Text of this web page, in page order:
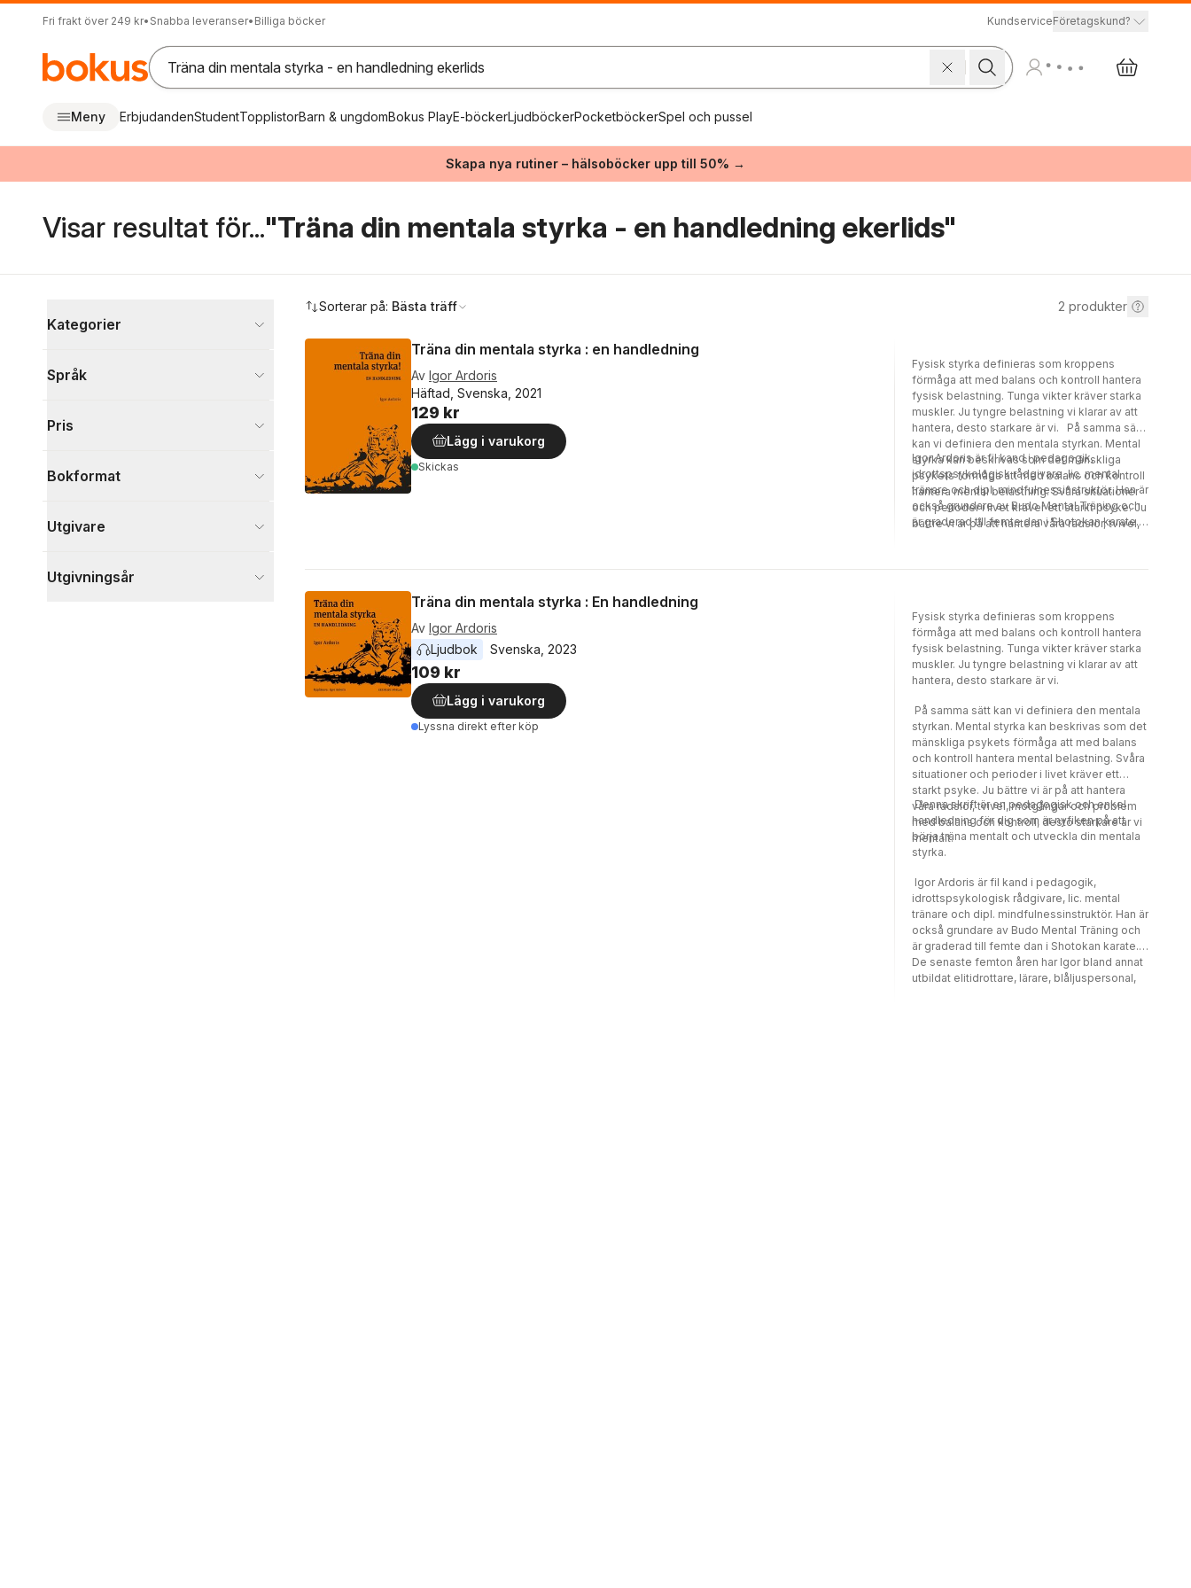
Fri frakt över 249 kr• Snabba leveranser• Billiga böcker KundserviceFöretagskund?
Meny ErbjudandenStudentTopplistorBarn & ungdomBokus PlayE-böckerLjudböckerPocketböckerSpel och pussel
Skapa nya rutiner – hälsoböcker upp till 50% →
Visar resultat för..."Träna din mentala styrka - en handledning ekerlids"
Kategorier
Visa fler
Språk
Pris
Bokformat
Utgivare
Utgivningsår
Sorterar på: Bästa träff 2 produkter
Träna din mentala styrka : en handledning
Av Igor Ardoris
Häftad, Svenska, 2021
129 kr
Lägg i varukorg
Skickas
Fysisk styrka definieras som kroppens
förmåga att med balans och kontroll hantera
fysisk belastning. Tunga vikter kräver starka
muskler. Ju tyngre belastning vi klarar av att
hantera, desto starkare är vi. På samma sätt
kan vi definiera den mentala styrkan. Mental
styrka kan beskrivas som det mänskliga
psykets förmåga att med balans och kontroll
hantera mental belastning. Svåra situationer
och perioder i livet kräver ett starkt psyke. Ju
bättre vi är på att hantera våra rädslor, tvivel,
skrift är en pedagogisk och enkel
styrka.
Igor Ardoris är fil kand i pedagogik,
idrottspsykologisk rådgivare, lic. mental
tränare och dipl. mindfulnessinstruktör. Han är
också grundare av Budo Mental Träning och
är graderad till femte dan i Shotokan karate.
gisslanförhandlare och företagsledare att
Träna din mentala styrka : En handledning
Av Igor Ardoris
Ljudbok
Svenska 2023
109 kr
Lägg i varukorg
Lyssna direkt efter köp
Fysisk styrka definieras som kroppens
förmåga att med balans och kontroll hantera
fysisk belastning. Tunga vikter kräver starka
muskler. Ju tyngre belastning vi klarar av att
hantera, desto starkare är vi.
På samma sätt kan vi definiera den mentala
styrkan. Mental styrka kan beskrivas som det
mänskliga psykets förmåga att med balans
och kontroll hantera mental belastning. Svåra
situationer och perioder i livet kräver ett
starkt psyke. Ju bättre vi är på att hantera
våra rädslor, tvivel, motgångar och problem
med balans och kontroll, desto starkare är vi
mentalt.
Denna skrift är en pedagogisk och enkel
handledning för dig som är nyfiken på att
börja träna mentalt och utveckla din mentala
styrka.
Igor Ardoris är fil kand i pedagogik,
idrottspsykologisk rådgivare, lic. mental
tränare och dipl. mindfulnessinstruktör. Han är
också grundare av Budo Mental Träning och
är graderad till femte dan i Shotokan karate.
De senaste femton åren har Igor bland annat
utbildat elitidrottare, lärare, blåljuspersonal,